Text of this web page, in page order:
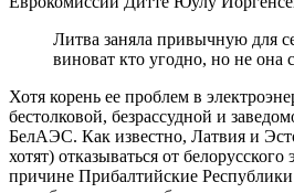
Литва заняла привычную для
виноват кто угодно, но не она
Хотя корень ее проблем в
бестолковой, безрассудной и
БелАЭС. Как известно, Латвия и
хотят) отказываться от
причине Прибалтийские